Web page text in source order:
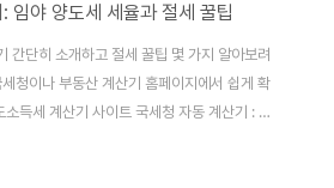
임야 양도세 세율과 절세 꿀팁
간단히 소개하고 절세 꿀팁 몇 가지 알아보려
청이나 부동산 계산기 홈페이지에서 쉽게 확
득세 계산기 사이트 국세청 자동 계산기 : 양
계산기 : 양도세 계산 부동산 114 : 토지 양도